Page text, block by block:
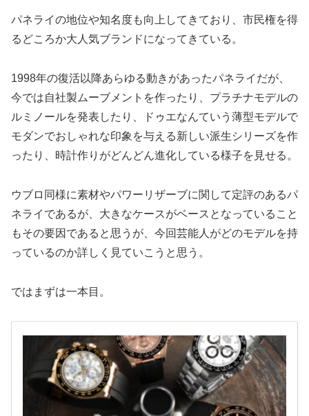
パネライの地位や知名度も向上してきており、市民権を得
るどころか大人気ブランドになってきている。
1998年の復活以降あらゆる動きがあったパネライだが、
今では自社製ムーブメントを作ったり、プラチナモデルの
ルミノールを発表したり、ドゥエなんていう薄型モデルで
モダンでおしゃれな印象を与える新しい派生シリーズを作
ったり、時計作りがどんどん進化している様子を見せる。
ウブロ同様に素材やパワーリザーブに関して定評のあるパ
ネライであるが、大きなケースがベースとなっていること
もその要因であると思うが、今回芸能人がどのモデルを持
っているのか詳しく見ていこうと思う。
ではまずは一本目。